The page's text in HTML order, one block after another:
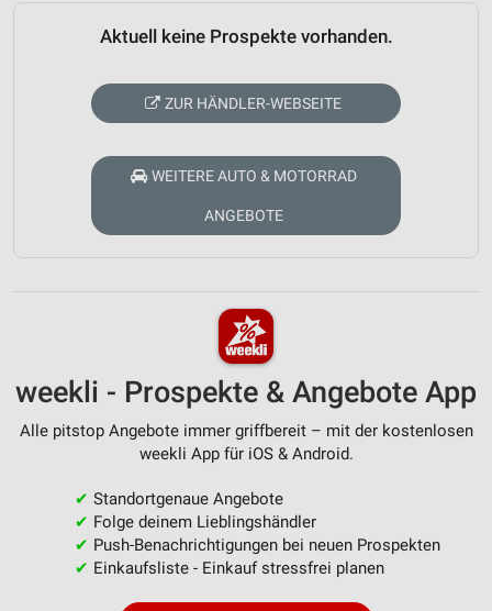
Aktuell keine Prospekte vorhanden.
ZUR HÄNDLER-WEBSEITE
WEITERE AUTO & MOTORRAD
ANGEBOTE
weekli - Prospekte & Angebote App
Alle pitstop Angebote immer griffbereit – mit der kostenlosen
weekli App für iOS & Android.
✔ Standortgenaue Angebote
✔ Folge deinem Lieblingshändler
✔ Push-Benachrichtigungen bei neuen Prospekten
✔ Einkaufsliste - Einkauf stressfrei planen